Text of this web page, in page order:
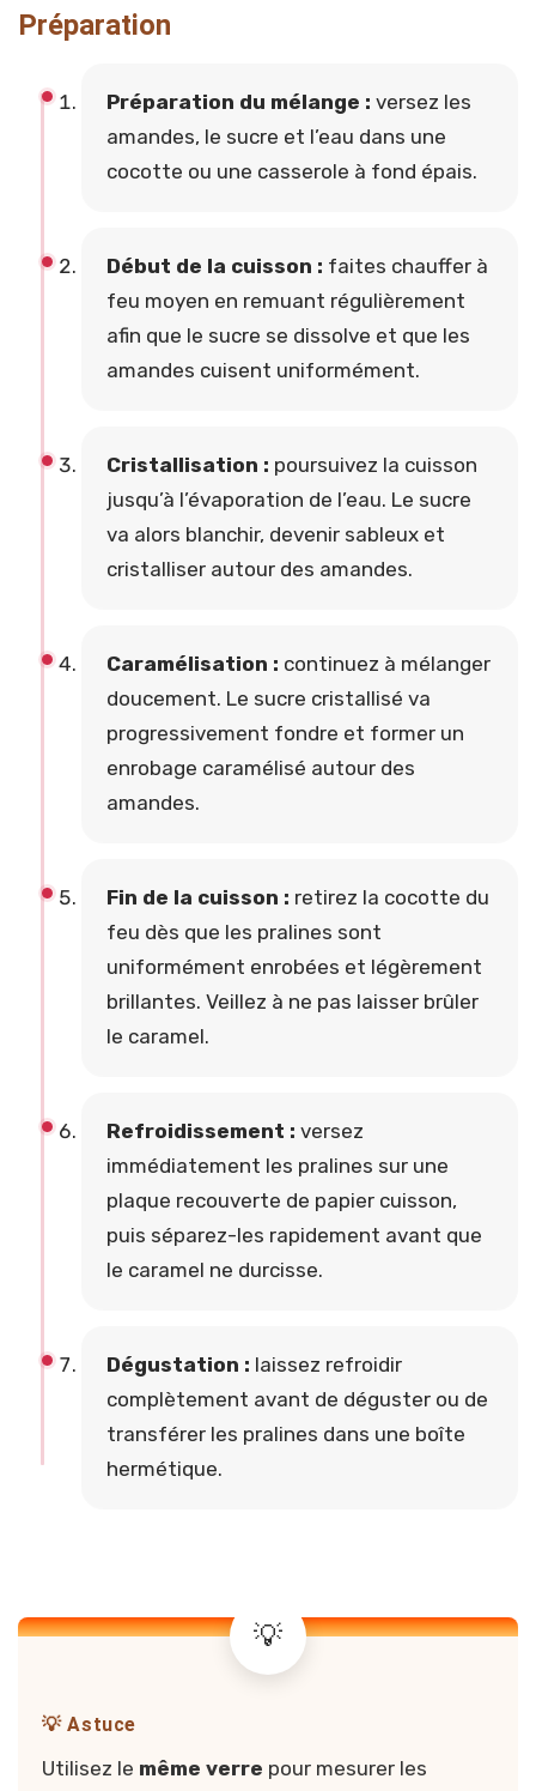
Préparation
Préparation du mélange : versez les
amandes, le sucre et l’eau dans une
cocotte ou une casserole à fond épais.
Début de la cuisson : faites chauffer à
feu moyen en remuant régulièrement
afin que le sucre se dissolve et que les
amandes cuisent uniformément.
Cristallisation : poursuivez la cuisson
jusqu’à l’évaporation de l’eau. Le sucre
va alors blanchir, devenir sableux et
cristalliser autour des amandes.
Caramélisation : continuez à mélanger
doucement. Le sucre cristallisé va
progressivement fondre et former un
enrobage caramélisé autour des
amandes.
Fin de la cuisson : retirez la cocotte du
feu dès que les pralines sont
uniformément enrobées et légèrement
brillantes. Veillez à ne pas laisser brûler
le caramel.
Refroidissement : versez
immédiatement les pralines sur une
plaque recouverte de papier cuisson,
puis séparez-les rapidement avant que
le caramel ne durcisse.
Dégustation : laissez refroidir
complètement avant de déguster ou de
transférer les pralines dans une boîte
hermétique.
💡 Astuce
Utilisez le même verre pour mesurer les